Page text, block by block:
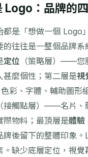
Logo：品牌的
都是「想做一個 Logo
的往往是一整個品牌
定位 （策略層）——您
甚麼個性；第二層是視
、字體、輔助圖形
（接觸點層）——名片、
際物料；最頂層是體驗
牌後留下的整體印象
。缺少底層定位，視